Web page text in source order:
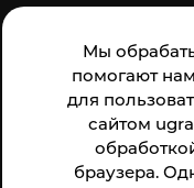
Мы
помогают
для
сайтом
браузера.